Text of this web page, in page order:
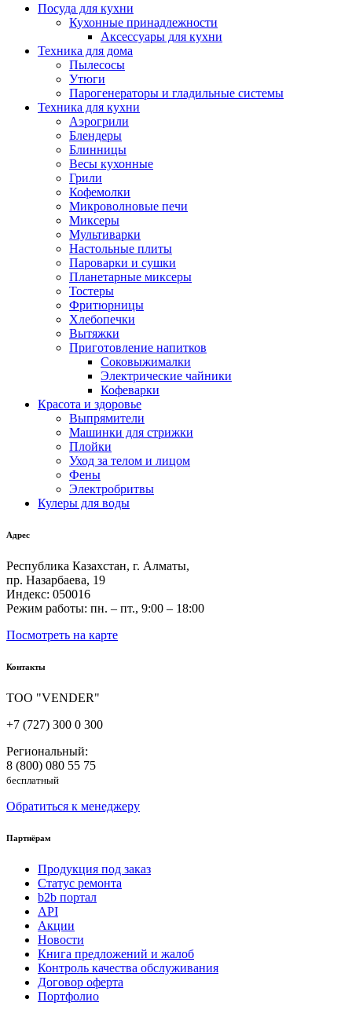
Посуда для кухни
Кухонные принадлежности
Аксессуары для кухни
Техника для дома
Пылесосы
Утюги
Парогенераторы и гладильные системы
Техника для кухни
Аэрогрили
Блендеры
Блинницы
Весы кухонные
Грили
Кофемолки
Микроволновые печи
Миксеры
Мультиварки
Настольные плиты
Пароварки и сушки
Планетарные миксеры
Тостеры
Фритюрницы
Хлебопечки
Вытяжки
Приготовление напитков
Соковыжималки
Электрические чайники
Кофеварки
Красота и здоровье
Выпрямители
Машинки для стрижки
Плойки
Уход за телом и лицом
Фены
Электробритвы
Кулеры для воды
Адрес
Республика Казахстан, г. Алматы,
пр. Назарбаева, 19
Индекс: 050016
Режим работы: пн. – пт., 9:00 – 18:00
Посмотреть на карте
Контакты
ТОО "VENDER"
+7 (727) 300 0 300
Региональный:
8 (800) 080 55 75
бесплатный
Обратиться к менеджеру
Партнёрам
Продукция под заказ
Статус ремонта
b2b портал
API
Акции
Новости
Книга предложений и жалоб
Контроль качества обслуживания
Договор оферта
Портфолио